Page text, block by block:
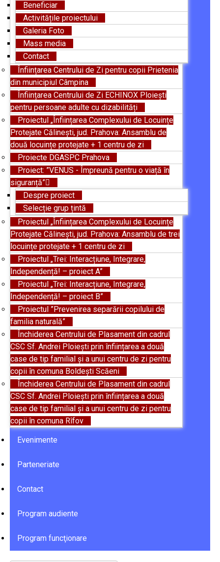
Beneficiar
Activitățile proiectului
Galeria Foto
Mass media
Contact
Înființarea Centrului de Zi pentru copii Prietenia
din municipiul Câmpina
Înființarea Centrului de Zi ECHINOX Ploiești
pentru persoane adulte cu dizabilități
Proiectul „Înființarea Complexului de Locuințe
Protejate Călinești, jud. Prahova: Ansamblu de
două locuințe protejate + 1 centru de zi
Proiecte DGASPC Prahova
Proiect: ”VENUS - Împreună pentru o viață în
siguranță”
Despre proiect
Selecție grup țintă
Proiectul „Înființarea Complexului de Locuințe
Protejate Călinești, jud. Prahova: Ansamblu de trei
locuințe protejate + 1 centru de zi
Proiectul „Trei: Interacțiune, Integrare,
Independență! – proiect A”
Proiectul „Trei: Interacțiune, Integrare,
Independență! – proiect B”
Proiectul ”Prevenirea separării copilului de
familia naturală”
Închiderea Centrului de Plasament din cadrul
CSC Sf. Andrei Ploiești prin înființarea a două
case de tip familial și a unui centru de zi pentru
copii în comuna Boldești Scăeni
Închiderea Centrului de Plasament din cadrul
CSC Sf. Andrei Ploiești prin înființarea a două
case de tip familial și a unui centru de zi pentru
copii în comuna Rîfov
Evenimente
Parteneriate
Contact
Program audiente
Program funcţionare